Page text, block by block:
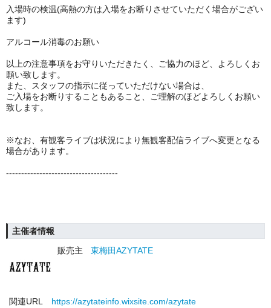
入場時の検温(高熱の方は入場をお断りさせていただく場合がござい
ます)
アルコール消毒のお願い
以上の注意事項をお守りいただきたく、ご協力のほど、よろしくお
願い致します。
また、スタッフの指示に従っていただけない場合は、
ご入場をお断りすることもあること、ご理解のほどよろしくお願い
致します。
※なお、有観客ライブは状況により無観客配信ライブへ変更となる
場合があります。
-------------------------------------
主催者情報
販売主
東梅田AZYTATE
関連URL https://azytateinfo.wixsite.com/azytate